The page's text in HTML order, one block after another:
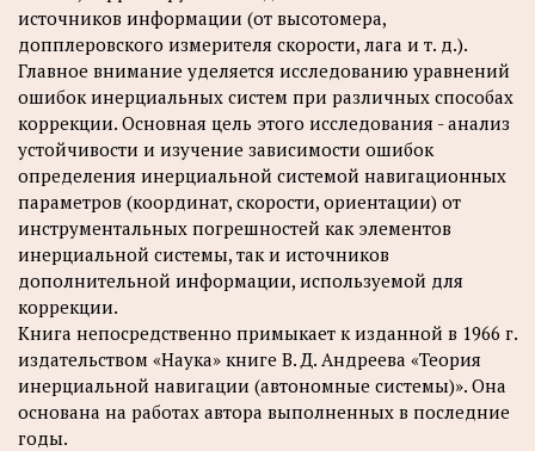
источников информации (от высотомера,
допплеровского измерителя скорости, лага и т. д.).
Главное внимание уделяется исследованию уравнений
ошибок инерциальных систем при различных способах
коррекции. Основная цель этого исследования - анализ
устойчивости и изучение зависимости ошибок
определения инерциальной системой навигационных
параметров (координат, скорости, ориентации) от
инструментальных погрешностей как элементов
инерциальной системы, так и источников
дополнительной информации, используемой для
коррекции.
Книга непосредственно примыкает к изданной в 1966 г.
издательством «Наука» книге В. Д. Андреева «Теория
инерциальной навигации (автономные системы)». Она
основана на работах автора выполненных в последние
годы.